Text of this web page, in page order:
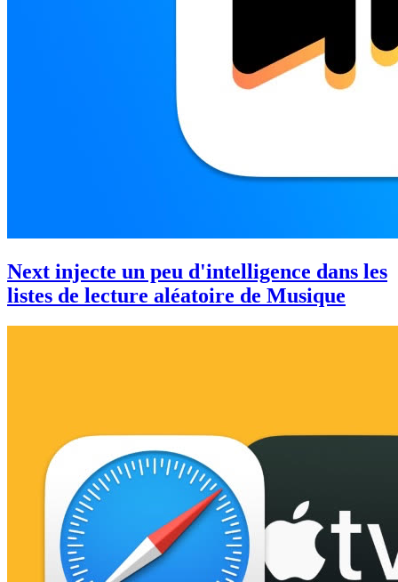
Next injecte un peu d'intelligence dans les
listes de lecture aléatoire de Musique